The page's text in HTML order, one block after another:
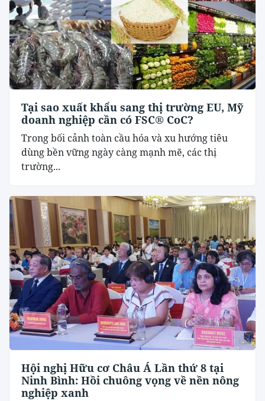
Tại sao xuất khẩu sang thị trường EU, Mỹ
doanh nghiệp cần có FSC® CoC?
Trong bối cảnh toàn cầu hóa và xu hướng tiêu
dùng bền vững ngày càng mạnh mẽ, các thị
trường...
Hội nghị Hữu cơ Châu Á Lần thứ 8 tại
Ninh Bình: Hồi chuông vọng về nền nông
nghiệp xanh